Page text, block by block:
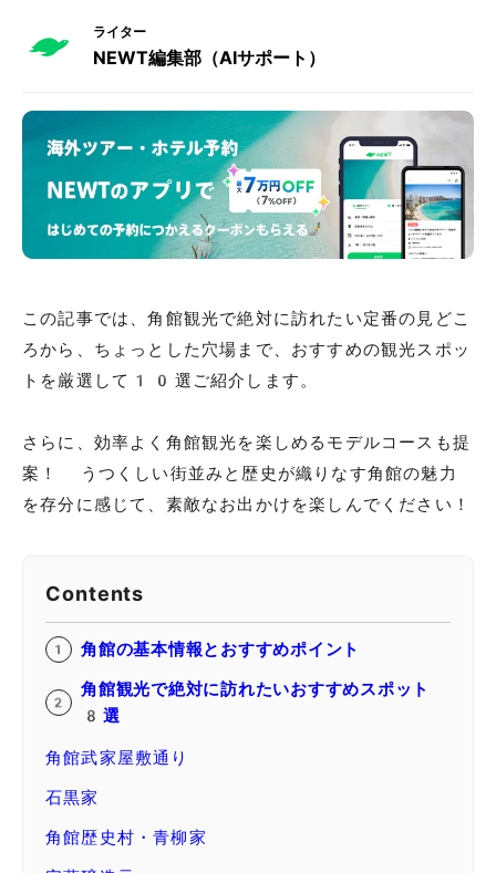
ライター
NEWT編集部（AIサポート）
この記事では、角館観光で絶対に訪れたい定番の見どこ
ろから、ちょっとした穴場まで、おすすめの観光スポッ
トを厳選して10選ご紹介します。
さらに、効率よく角館観光を楽しめるモデルコースも提
案！ うつくしい街並みと歴史が織りなす角館の魅力
を存分に感じて、素敵なお出かけを楽しんでください！
Contents
角館の基本情報とおすすめポイント
角館観光で絶対に訪れたいおすすめスポット
8選
角館武家屋敷通り
石黒家
角館歴史村・青柳家